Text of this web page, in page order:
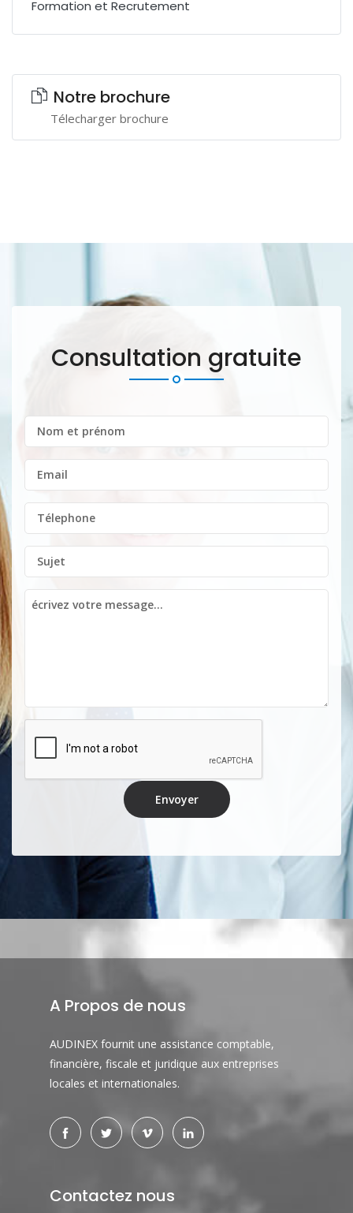
Formation et Recrutement
Notre brochure
Télecharger brochure
Consultation gratuite
Envoyer
A Propos de nous
AUDINEX fournit une assistance comptable,
financière, fiscale et juridique aux entreprises
locales et internationales.
Contactez nous